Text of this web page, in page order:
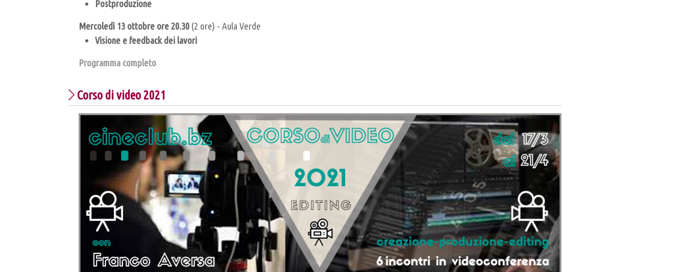
Postproduzione
Mercoledì 13 ottobre ore 20.30 (2 ore) - Aula Verde
Visione e feedback dei lavori
Programma completo
Corso di video 2021